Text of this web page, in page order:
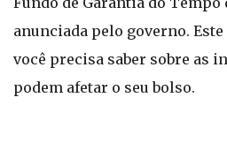
anunciada pelo governo.
você precisa saber sobre as
podem afetar o seu bolso.